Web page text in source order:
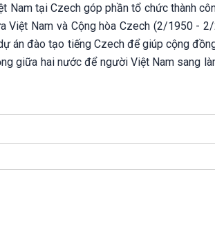
Nam tại Czech góp phần tổ chức thành
Việt Nam và Cộng hòa Czech (2/1950 -
án đào tạo tiếng Czech để giúp cộng
giữa hai nước để người Việt Nam sang